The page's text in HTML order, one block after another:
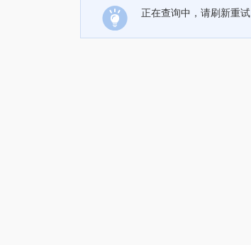
正在查询中，请刷新重试